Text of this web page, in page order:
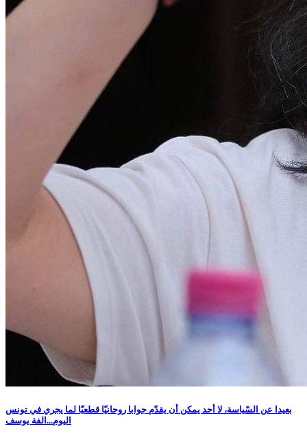
بعيدا عن السّياسة، لا أحد يمكن أن يقدّم جوابا روحانيّا قطعيّا لما يجري في تونس
اليوم...الفة يوسف